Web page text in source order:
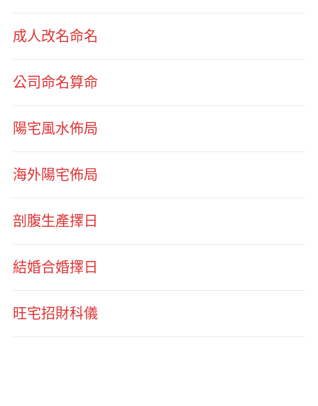
成人改名命名
公司命名算命
陽宅風水佈局
海外陽宅佈局
剖腹生產擇日
結婚合婚擇日
旺宅招財科儀